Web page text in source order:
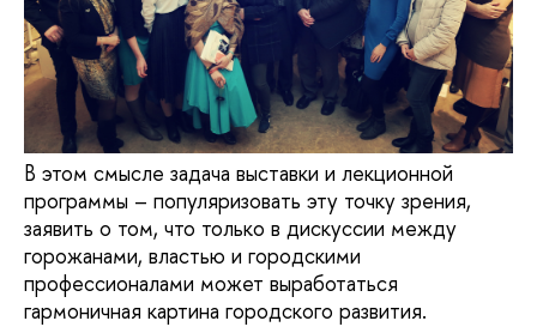
В этом смысле задача выставки и лекционной
программы – популяризовать эту точку зрения,
заявить о том, что только в дискуссии между
горожанами, властью и городскими
профессионалами может выработаться
гармоничная картина городского развития.